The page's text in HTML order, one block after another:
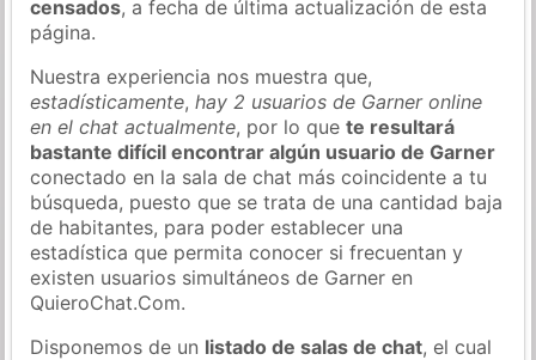
censados, a fecha de última actualización de esta
página.
Nuestra experiencia nos muestra que,
estadísticamente,hay 2 usuarios de Garner online
en el chat actualmente, por lo quete resultará
bastante difícil encontrar algún usuario de Garner
conectado en la sala de chat más coincidente a tu
búsqueda, puesto que se trata de una cantidad baja
de habitantes, para poder establecer una
estadística que permita conocer si frecuentan y
existen usuarios simultáneos de Garner en
QuieroChat.Com.
Disponemos de un listado de salas de chat, el cual